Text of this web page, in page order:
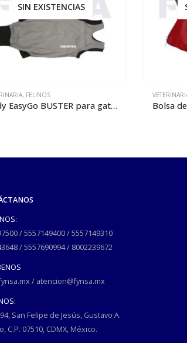
SIN EXISTENCIAS
, FELINOS
Bolsa de exploración BUSTER VET para gatos de 0 a 2 kg – rojo
/5557149400/5557149310
/5557690994/ 8002239672
/ atencion@fynsa.mx
San Felipe de Jesús, Gustavo A.
C.P. 07510, CDMX, México.